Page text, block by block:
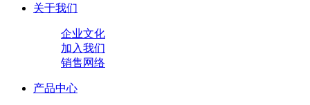
关于我们
企业文化
加入我们
销售网络
产品中心